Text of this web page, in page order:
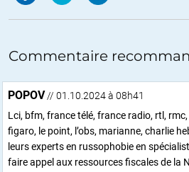
Commentaire
POPOV // 01.10.2024 à 08h41
Lci, bfm, france télé, france radio, rtl,
figaro, le point, l’obs, marianne, charlie
leurs experts en russophobie en
faire appel aux ressources fiscales de la